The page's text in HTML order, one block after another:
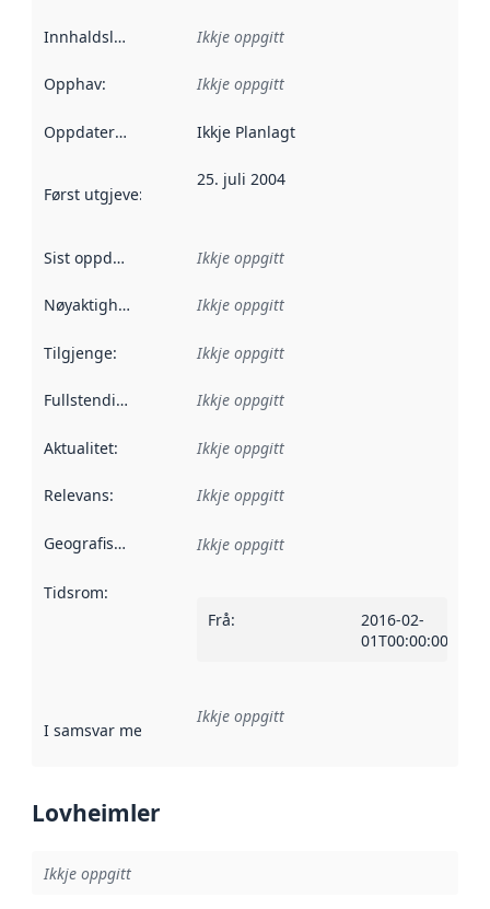
Innhaldsleverandørar :
Ikkje oppgitt
Opphav: Ikkje oppgitt
Oppdateringsfrekvens :
Ikkje Planlagt
Først utgjeve: Denne datoen seier når dataa i dette
25. juli 2004
Sist oppdatert Ikkje oppgitt
Nøyaktigheit Ikkje oppgitt
Tilgjenge: Ikkje oppgitt
Fullstendigheit Ikkje oppgitt
Aktualitet: Ikkje oppgitt
Relevans: Ikkje oppgitt
Geografisk område Ikkje oppgitt
Tidsrom:
Frå:
2016-02-
01T00:00:00Z
I samsvar med Referanse til ei implementeringsregel eller
Ikkje oppgitt
Lovheimler
Ikkje oppgitt